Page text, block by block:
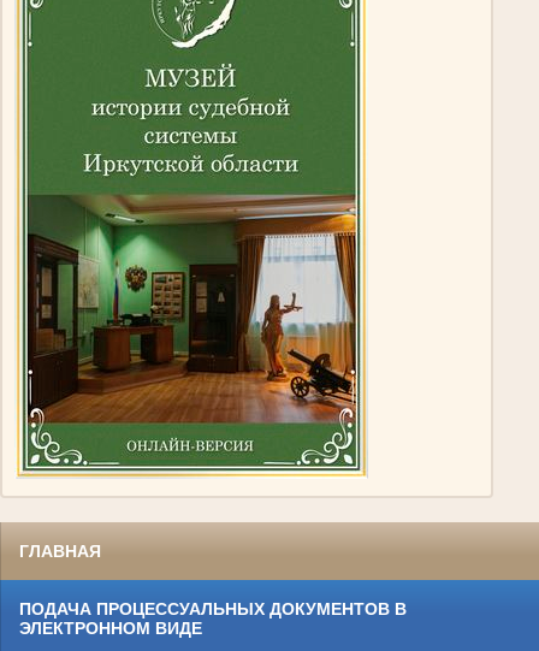
ГЛАВНАЯ
ПОДАЧА ПРОЦЕССУАЛЬНЫХ ДОКУМЕНТОВ В
ЭЛЕКТРОННОМ ВИДЕ